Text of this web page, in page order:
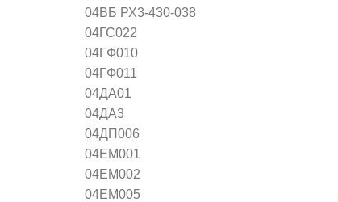
04ВБ РХ3-430-038
04ГС022
04ГФ010
04ГФ011
04ДА01
04ДА3
04ДП006
04ЕМ001
04ЕМ002
04ЕМ005